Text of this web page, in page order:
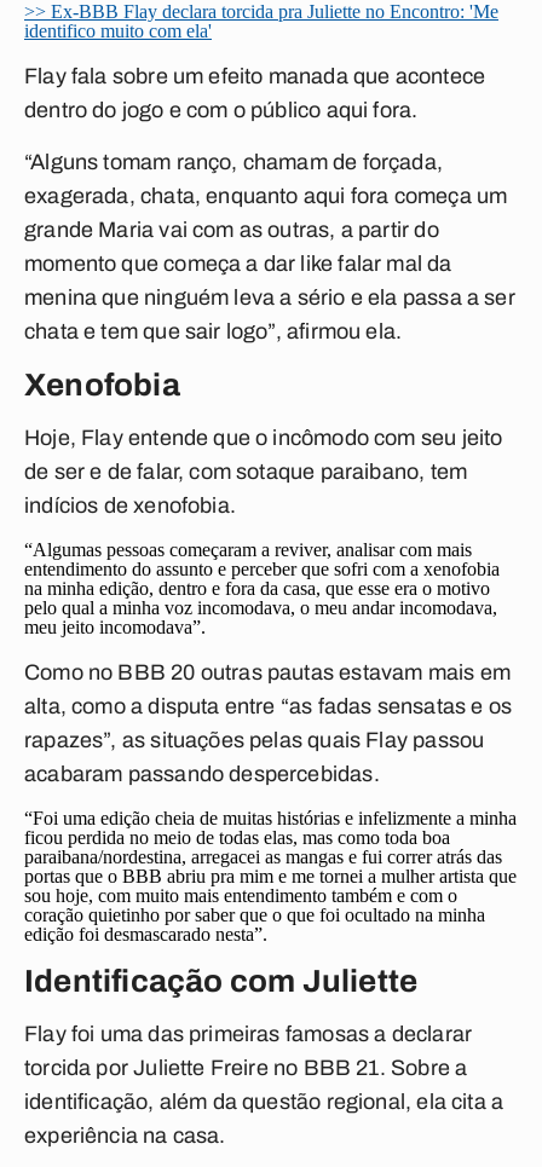
>> Ex-BBB Flay declara torcida pra Juliette no Encontro: 'Me
identifico muito com ela'
Flay fala sobre um efeito manada que acontece
dentro do jogo e com o público aqui fora.
“Alguns tomam ranço, chamam de forçada,
exagerada, chata, enquanto aqui fora começa um
grande Maria vai com as outras, a partir do
momento que começa a dar like falar mal da
menina que ninguém leva a sério e ela passa a ser
chata e tem que sair logo”, afirmou ela.
Xenofobia
Hoje, Flay entende que o incômodo com seu jeito
de ser e de falar, com sotaque paraibano, tem
indícios de xenofobia.
“Algumas pessoas começaram a reviver, analisar com mais
entendimento do assunto e perceber que sofri com a xenofobia
na minha edição, dentro e fora da casa, que esse era o motivo
pelo qual a minha voz incomodava, o meu andar incomodava,
meu jeito incomodava”.
Como no BBB 20 outras pautas estavam mais em
alta, como a disputa entre “as fadas sensatas e os
rapazes”, as situações pelas quais Flay passou
acabaram passando despercebidas.
“Foi uma edição cheia de muitas histórias e infelizmente a minha
ficou perdida no meio de todas elas, mas como toda boa
paraibana/nordestina, arregacei as mangas e fui correr atrás das
portas que o BBB abriu pra mim e me tornei a mulher artista que
sou hoje, com muito mais entendimento também e com o
coração quietinho por saber que o que foi ocultado na minha
edição foi desmascarado nesta”.
Identificação com Juliette
Flay foi uma das primeiras famosas a declarar
torcida por Juliette Freire no BBB 21. Sobre a
identificação, além da questão regional, ela cita a
experiência na casa.